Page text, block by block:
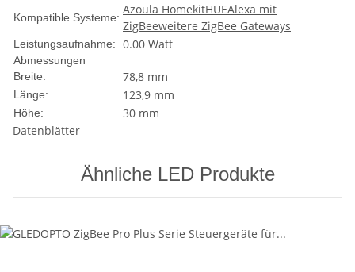
Kompatible Systeme:
Azoula HomekitHUEAlexa mit
ZigBeeweitere ZigBee Gateways
Leistungsaufnahme: 0.00 Watt
Abmessungen
Breite:
78,8 mm
Länge: 123,9 mm
Höhe:
30 mm
Datenblätter
Ähnliche LED Produkte